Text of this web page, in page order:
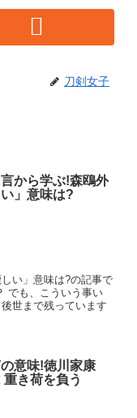
刀剣女子
から学ぶ!森鴎外
い」意味は?
い」意味は?の記事で
でも、こういう事い
世まで残っています
意味!徳川家康
重き荷を負う